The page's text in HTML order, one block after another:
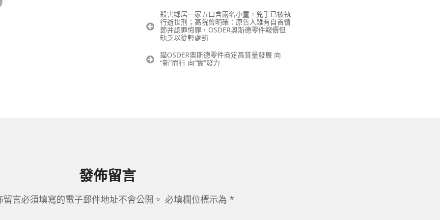
章
殺害鄰居一家五口含兩名小童，兇手已被執
行逝世刑；高院曾明確：原告人雖有自首情
節并認罪悔罪，OSDER奧斯德零件報價但
缺乏以從輕處罰
錨OSDER奧斯德零件商定高質量發展 向
“新”而行 向“實”發力
發佈留言
留言必須填寫的電子郵件地址不會公開。 必填欄位標示為 *